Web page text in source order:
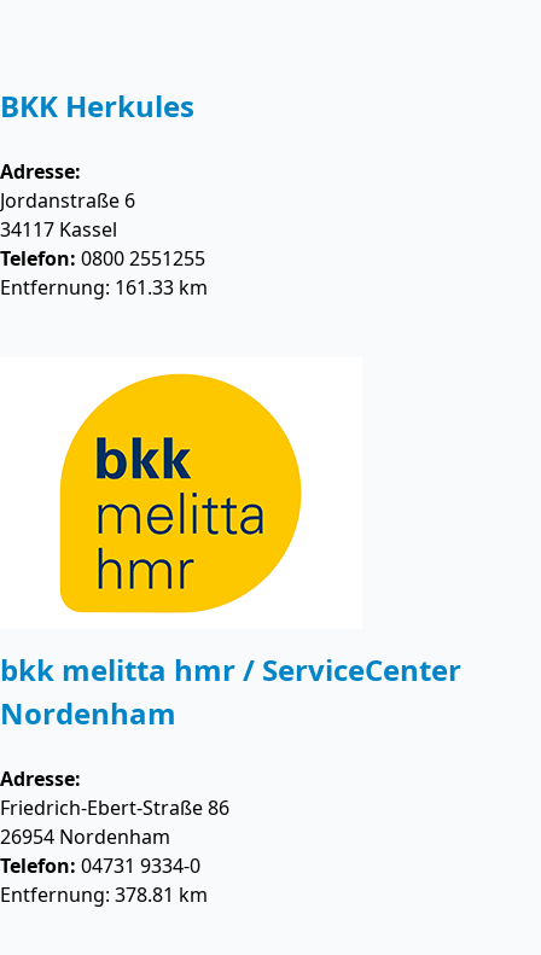
BKK Herkules
Adresse:
Jordanstraße 6
34117 Kassel
Telefon: 0800 2551255
Entfernung: 161.33 km
bkk melitta hmr / ServiceCenter
Nordenham
Adresse:
Friedrich-Ebert-Straße 86
26954 Nordenham
Telefon: 04731 9334-0
Entfernung: 378.81 km